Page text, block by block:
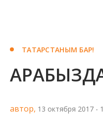
ТАТАРСТАНЫМ БАР!
автор, 13 октября 2017 -